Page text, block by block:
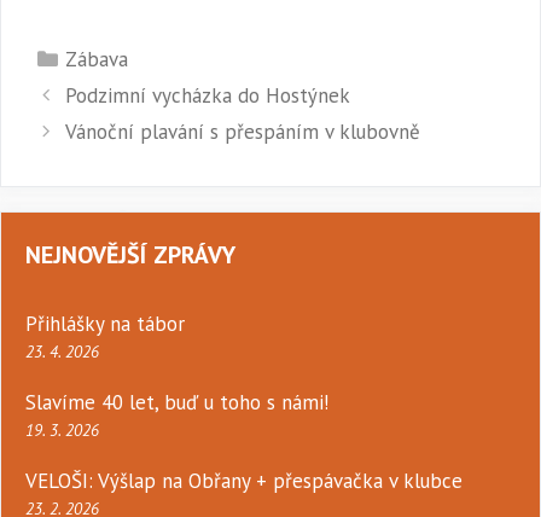
Rubriky
Zábava
Podzimní vycházka do Hostýnek
Vánoční plavání s přespáním v klubovně
NEJNOVĚJŠÍ ZPRÁVY
Přihlášky na tábor
23. 4. 2026
Slavíme 40 let, buď u toho s námi!
19. 3. 2026
VELOŠI: Výšlap na Obřany + přespávačka v klubce
23. 2. 2026